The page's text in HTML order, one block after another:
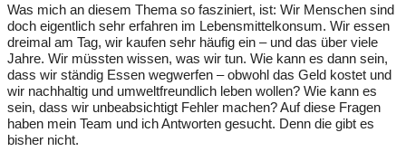
Was mich an diesem Thema so fasziniert, ist: Wir Menschen sind
doch eigentlich sehr erfahren im Lebensmittelkonsum. Wir essen
dreimal am Tag, wir kaufen sehr häufig ein – und das über viele
Jahre. Wir müssten wissen, was wir tun. Wie kann es dann sein,
dass wir ständig Essen wegwerfen – obwohl das Geld kostet und
wir nachhaltig und umweltfreundlich leben wollen? Wie kann es
sein, dass wir unbeabsichtigt Fehler machen? Auf diese Fragen
haben mein Team und ich Antworten gesucht. Denn die gibt es
bisher nicht.